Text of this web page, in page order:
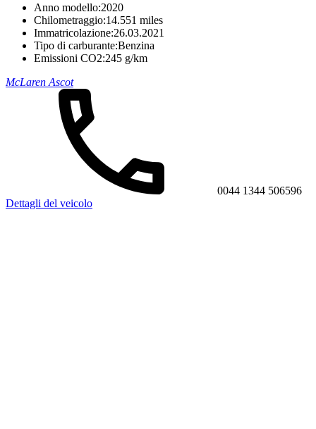
Anno modello:2020
Chilometraggio:14.551 miles
Immatricolazione:26.03.2021
Tipo di carburante:Benzina
Emissioni CO2:245 g/km
McLaren Ascot
0044 1344 506596
Dettagli del veicolo